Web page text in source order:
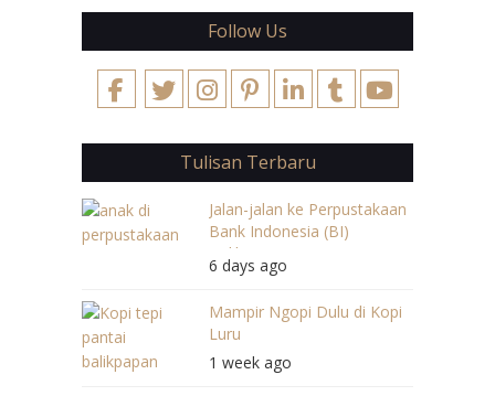
Follow Us
Tulisan Terbaru
Jalan-jalan ke Perpustakaan
Bank Indonesia (BI)
Balikpapan
6 days ago
Mampir Ngopi Dulu di Kopi
Luru
1 week ago